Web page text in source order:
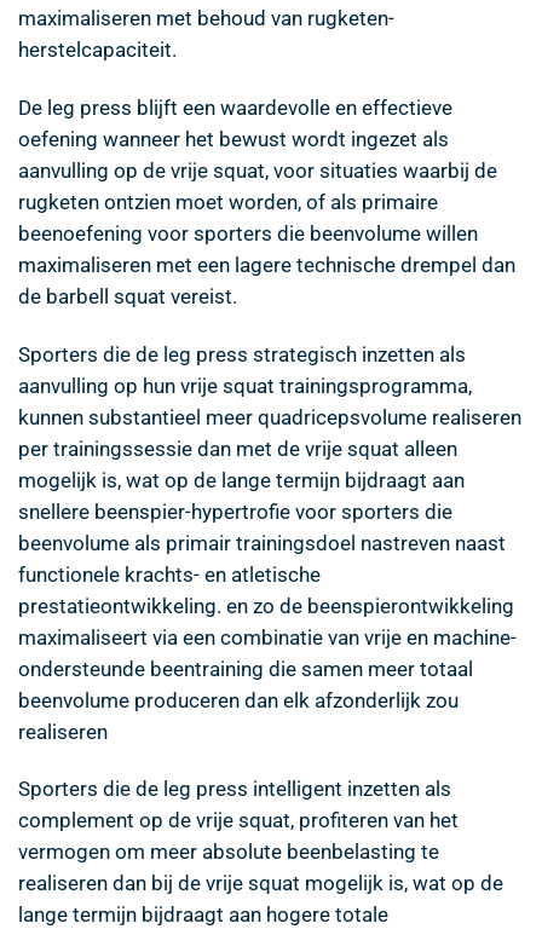
maximaliseren met behoud van rugketen-
herstelcapaciteit.
De leg press blijft een waardevolle en effectieve
oefening wanneer het bewust wordt ingezet als
aanvulling op de vrije squat, voor situaties waarbij de
rugketen ontzien moet worden, of als primaire
beenoefening voor sporters die beenvolume willen
maximaliseren met een lagere technische drempel dan
de barbell squat vereist.
Sporters die de leg press strategisch inzetten als
aanvulling op hun vrije squat trainingsprogramma,
kunnen substantieel meer quadricepsvolume realiseren
per trainingssessie dan met de vrije squat alleen
mogelijk is, wat op de lange termijn bijdraagt aan
snellere beenspier-hypertrofie voor sporters die
beenvolume als primair trainingsdoel nastreven naast
functionele krachts- en atletische
prestatieontwikkeling. en zo de beenspierontwikkeling
maximaliseert via een combinatie van vrije en machine-
ondersteunde beentraining die samen meer totaal
beenvolume produceren dan elk afzonderlijk zou
realiseren
Sporters die de leg press intelligent inzetten als
complement op de vrije squat, profiteren van het
vermogen om meer absolute beenbelasting te
realiseren dan bij de vrije squat mogelijk is, wat op de
lange termijn bijdraagt aan hogere totale